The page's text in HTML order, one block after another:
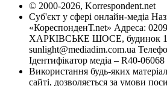
© 2000-2026, Korrespondent.net
Суб'єкт у сфері онлайн-медіа
«КореспонденТ.net» Адреса:
ХАРКІВСЬКЕ ШОСЕ, будинок
sunlight@mediadim.com.ua
Ідентифікатор медіа – R40-06068
Використання будь-яких
сайті, дозволяється за умови